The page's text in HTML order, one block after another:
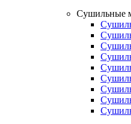
Сушильные